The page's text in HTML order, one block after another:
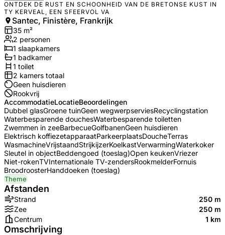
ONTDEK DE RUST EN SCHOONHEID VAN DE BRETONSE KUST IN
TY KERVEAL, EEN SFEERVOL VA
Santec, Finistère, Frankrijk
35 m²
2 personen
1 slaapkamers
1 badkamer
1 toilet
2 kamers totaal
Geen huisdieren
Rookvrij
AccommodatieLocatieBeoordelingen
Dubbel glasGroene tuinGeen wegwerpserviesRecyclingstation
Waterbesparende douchesWaterbesparende toiletten
Zwemmen in zeeBarbecueGolfbanenGeen huisdieren
Elektrisch koffiezetapparaatParkeerplaatsDoucheTerras
WasmachineVrijstaandStrijkijzerKoelkastVerwarmingWaterkoker
Sleutel in objectBeddengoed (toeslag)Open keukenVriezer
Niet-rokenTVInternationale TV-zendersRookmelderFornuis
BroodroosterHanddoeken (toeslag)
Theme
Afstanden
Strand
250 m
Zee
250 m
Centrum
1 km
Omschrijving